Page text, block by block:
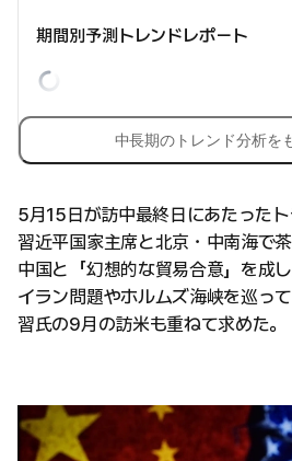
期間別予測トレンドレポート
中長期のトレンド分析を
5月15日が訪中最終日にあたったト
習近平国家主席と北京・中南海で
中国と「幻想的な貿易合意」を成
イラン問題やホルムズ海峡を巡っ
習氏の9月の訪米も重ねて求めた。